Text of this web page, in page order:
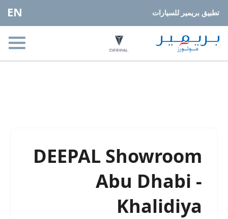
EN تطبيق بريمير للسيارات
DEEPAL Showroom
Abu Dhabi -
Khalidiya